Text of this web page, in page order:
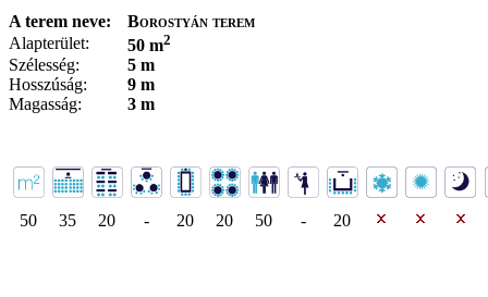
A terem neve:
Borostyán terem
Alapterület:
50 m2
Szélesség:
5 m
Hosszúság:
9 m
Magasság:
3 m
50 35 20 - 20 20 50 - 20